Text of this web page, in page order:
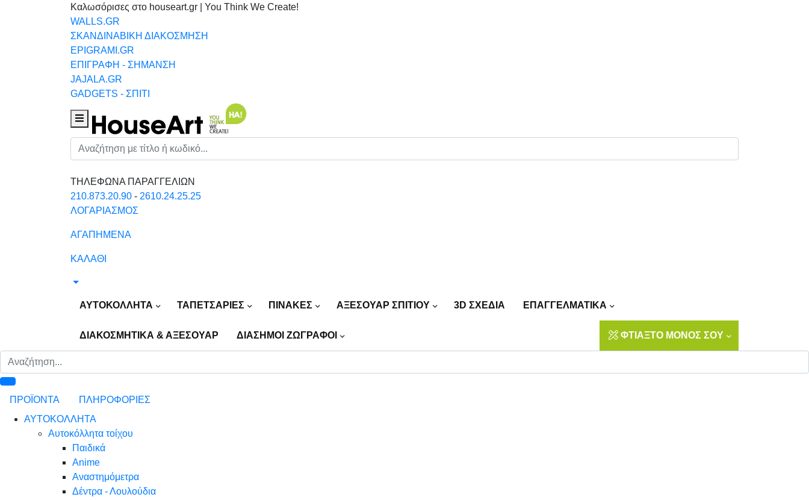
Καλωσόρισες στο houseart.gr | You Think We Create!
WALLS.GR
ΣΚΑΝΔΙΝΑΒΙΚΗ ΔΙΑΚΟΣΜΗΣΗ
EPIGRAMI.GR
ΕΠΙΓΡΑΦΗ - ΣΗΜΑΝΣΗ
JAJALA.GR
GADGETS - ΣΠΙΤΙ
Houseart Menu
Αναζήτηση
ΤΗΛΕΦΩΝΑ ΠΑΡΑΓΓΕΛΙΩΝ
210.873.20.90 - 2610.24.25.25
ΛΟΓΑΡΙΑΣΜΟΣ
ΑΓΑΠΗΜΕΝΑ
ΚΑΛΑΘΙ
ΑΥΤΟΚΟΛΛΗΤΑ ΤΑΠΕΤΣΑΡΙΕΣ ΠΙΝΑΚΕΣ ΑΞΕΣΟΥΑΡ ΣΠΙΤΙΟΥ 3D ΣΧΕΔΙΑ ΕΠΑΓΓΕΛΜΑΤΙΚΑ
ΔΙΑΚΟΣΜΗΤΙΚΑ & ΑΞΕΣΟΥΑΡ ΔΙΑΣΗΜΟΙ ΖΩΓΡΑΦΟΙ ΦΤΙΑΞΤΟ ΜΟΝΟΣ ΣΟΥ
ΠΡΟΪΟΝΤΑ
ΠΛΗΡΟΦΟΡΙΕΣ
ΑΥΤΟΚΟΛΛΗΤΑ
Αυτοκόλλητα τοίχου
Παιδικά
Anime
Αναστημόμετρα
Δέντρα - Λουλούδια